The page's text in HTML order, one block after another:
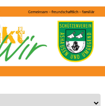
to content